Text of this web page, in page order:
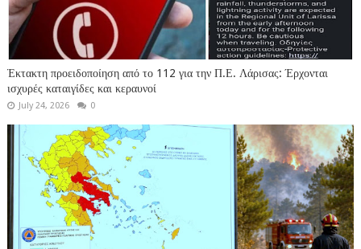
Έκτακτη προειδοποίηση από το 112 για την Π.Ε. Λάρισας: Έρχονται
ισχυρές καταιγίδες και κεραυνοί
July 24, 2026 0